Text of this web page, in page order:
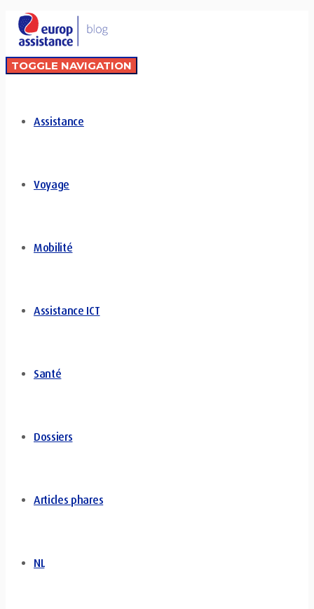
TOGGLE NAVIGATION
Assistance
Voyage
Mobilité
Assistance ICT
Santé
Dossiers
Articles phares
NL